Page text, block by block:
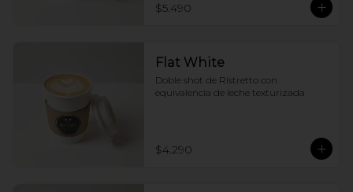
$5.490
Flat White
Doble shot de Ristretto con
equivalencia de leche texturizada
$4.290